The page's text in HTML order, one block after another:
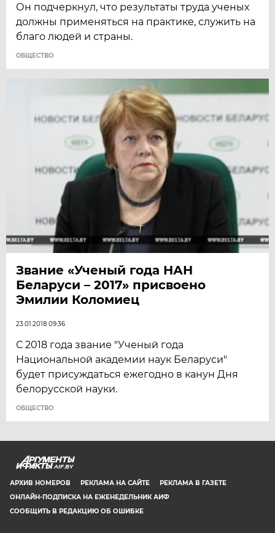
Он подчеркнул, что результаты труда ученых
должны применяться на практике, служить на
благо людей и страны.
ОБЩЕСТВО
Звание «Ученый года НАН
Беларуси – 2017» присвоено
Эмилии Коломиец
23.01.2018 09:36
С 2018 года звание "Ученый года
Национальной академии наук Беларуси"
будет присуждаться ежегодно в канун Дня
белорусской науки.
ОБЩЕСТВО
AIF.BY
АРХИВ НОМЕРОВ РЕКЛАМА НА САЙТЕ
РЕКЛАМА В ГАЗЕТЕ
ОНЛАЙН-ПОДПИСКА НА ЕЖЕНЕДЕЛЬНИК АИФ
СООБЩИТЬ В РЕДАКЦИЮ ОБ ОШИБКЕ